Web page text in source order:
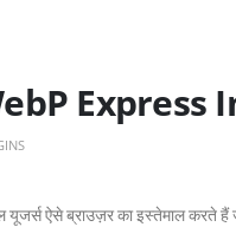
Express
यूजर्स ऐसे ब्राउज़र का इस्तेमाल करते